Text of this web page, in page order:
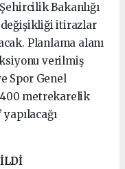
Bakanlığı
değişikliği itirazlar
Planlama alanı
verilmiş
Spor Genel
metrekarelik